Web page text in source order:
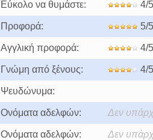
Εύκολο να θυμάστε: 4/
Προφορά: 5/
Αγγλική προφορά: 4/
Γνώμη από ξένους: 4/
Ψευδώνυμα:
Ονόματα αδελφών: Δεν
Ονόματα αδελφών: Δεν